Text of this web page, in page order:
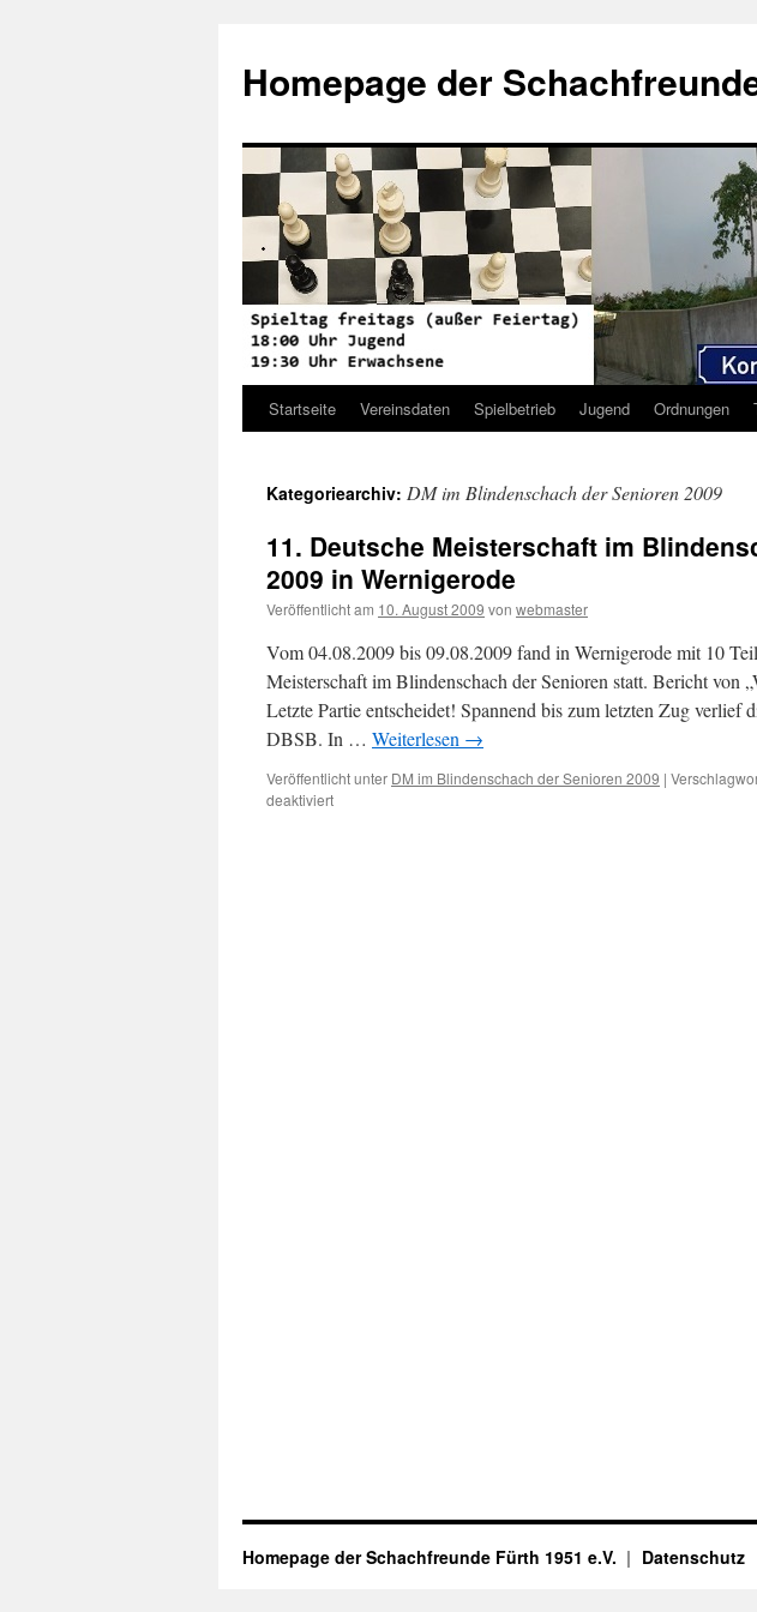
springen
Homepage der
Startseite Vereinsdaten Spielbetrieb Jugend Ordnungen
Kategoriearchiv: DM im Blindenschach der Senioren 2009
11. Deutsche Meisterschaft im
2009 in Wernigerode
Veröffentlicht am 10. August 2009 von webmaster
Vom 04.08.2009 bis 09.08.2009 fand in Wernigerode mit 10
Meisterschaft im Blindenschach der Senioren statt. Bericht von
Letzte Partie entscheidet! Spannend bis zum letzten Zug verlief
DBSB. In … Weiterlesen →
Veröffentlicht unter DM im Blindenschach der Senioren 2009 |
deaktiviertfür
Homepage der Schachfreunde Fürth 1951 e.V. Datenschutz